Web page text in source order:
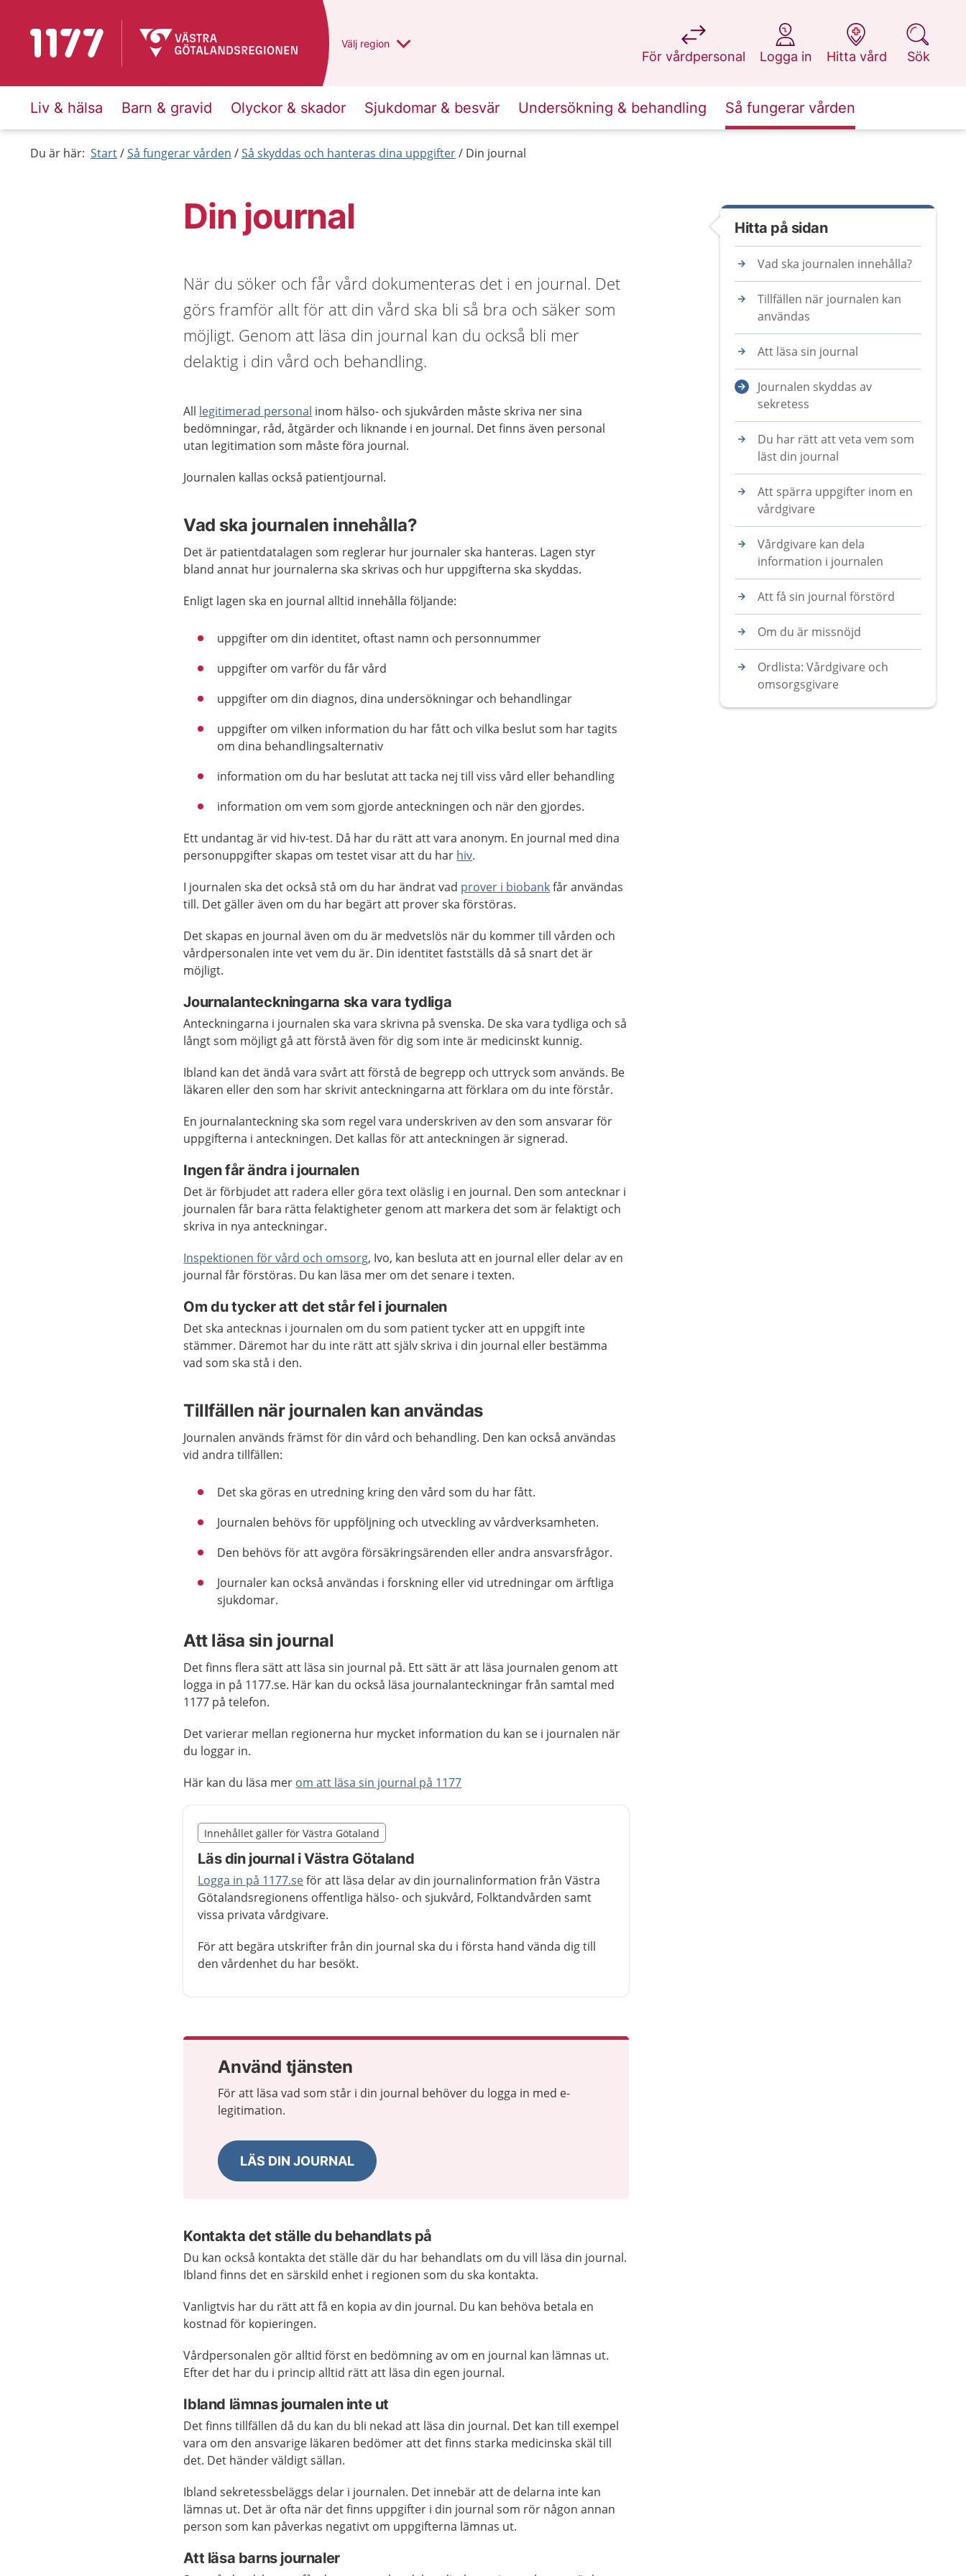
Till startsidan för 1177 Du har valt region
Välj en annan
region
För vårdpersonal
på 1177.se
Logga in
på 1177.se
Hitta vård
på 1177.se
Sök
på 1177.se
Liv & hälsa Barn & gravid Olyckor & skador Sjukdomar & besvär Undersökning & behandling Så fungerar vården
Du är här: Start Så fungerar vården Så skyddas och hanteras dina uppgifter Din journal
Din journal
När du söker och får vård dokumenteras det i en journal. Det
görs framför allt för att din vård ska bli så bra och säker som
möjligt. Genom att läsa din journal kan du också bli mer
delaktig i din vård och behandling.
All legitimerad personal inom hälso- och sjukvården måste skriva ner sina
bedömningar, råd, åtgärder och liknande i en journal. Det finns även personal
utan legitimation som måste föra journal.
Journalen kallas också patientjournal.
Vad ska journalen innehålla?
Det är patientdatalagen som reglerar hur journaler ska hanteras. Lagen styr
bland annat hur journalerna ska skrivas och hur uppgifterna ska skyddas.
Enligt lagen ska en journal alltid innehålla följande:
uppgifter om din identitet, oftast namn och personnummer
uppgifter om varför du får vård
uppgifter om din diagnos, dina undersökningar och behandlingar
uppgifter om vilken information du har fått och vilka beslut som har tagits
om dina behandlingsalternativ
information om du har beslutat att tacka nej till viss vård eller behandling
information om vem som gjorde anteckningen och när den gjordes.
Ett undantag är vid hiv-test. Då har du rätt att vara anonym. En journal med dina
personuppgifter skapas om testet visar att du har hiv.
I journalen ska det också stå om du har ändrat vad prover i biobankfår användas
till. Det gäller även om du har begärt att prover ska förstöras.
Det skapas en journal även om du är medvetslös när du kommer till vården och
vårdpersonalen inte vet vem du är. Din identitet fastställs då så snart det är
möjligt.
Journalanteckningarna ska vara tydliga
Anteckningarna i journalen ska vara skrivna på svenska. De ska vara tydliga och så
långt som möjligt gå att förstå även för dig som inte är medicinskt kunnig.
Ibland kan det ändå vara svårt att förstå de begrepp och uttryck som används. Be
läkaren eller den som har skrivit anteckningarna att förklara om du inte förstår.
En journalanteckning ska som regel vara underskriven av den som ansvarar för
uppgifterna i anteckningen. Det kallas för att anteckningen är signerad.
Ingen får ändra i journalen
Det är förbjudet att radera eller göra text oläslig i en journal. Den som antecknar i
journalen får bara rätta felaktigheter genom att markera det som är felaktigt och
skriva in nya anteckningar.
Inspektionen för vård och omsorg, Ivo, kan besluta att en journal eller delar av en
journal får förstöras. Du kan läsa mer om det senare i texten.
Om du tycker att det står fel i journalen
Det ska antecknas i journalen om du som patient tycker att en uppgift inte
stämmer. Däremot har du inte rätt att själv skriva i din journal eller bestämma
vad som ska stå i den.
Tillfällen när journalen kan användas
Journalen används främst för din vård och behandling. Den kan också användas
vid andra tillfällen:
Det ska göras en utredning kring den vård som du har fått.
Journalen behövs för uppföljning och utveckling av vårdverksamheten.
Den behövs för att avgöra försäkringsärenden eller andra ansvarsfrågor.
Journaler kan också användas i forskning eller vid utredningar om ärftliga
sjukdomar.
Att läsa sin journal
Det finns flera sätt att läsa sin journal på. Ett sätt är att läsa journalen genom att
logga in på 1177.se. Här kan du också läsa journalanteckningar från samtal med
1177 på telefon.
Det varierar mellan regionerna hur mycket information du kan se i journalen när
du loggar in.
Här kan du läsa mer om att läsa sin journal på 1177
Nedan innehåll gäller region Västra Götaland
Innehållet gäller för Västra Götaland
Läs din journal i Västra Götaland
Logga in på 1177.seför att läsa delar av din journalinformation från Västra
Götalandsregionens offentliga hälso- och sjukvård, Folktandvården samt
vissa privata vårdgivare.
För att begära utskrifter från din journal ska du i första hand vända dig till
den vårdenhet du har besökt.
Slut på det regionala tillägget från region Västra Götaland
Använd tjänsten
För att läsa vad som står i din journal behöver du logga in med e-
legitimation.
LÄS DIN JOURNAL
Kontakta det ställe du behandlats på
Du kan också kontakta det ställe där du har behandlats om du vill läsa din journal.
Ibland finns det en särskild enhet i regionen som du ska kontakta.
Vanligtvis har du rätt att få en kopia av din journal. Du kan behöva betala en
kostnad för kopieringen.
Vårdpersonalen gör alltid först en bedömning av om en journal kan lämnas ut.
Efter det har du i princip alltid rätt att läsa din egen journal.
Ibland lämnas journalen inte ut
Det finns tillfällen då du kan du bli nekad att läsa din journal. Det kan till exempel
vara om den ansvarige läkaren bedömer att det finns starka medicinska skäl till
det. Det händer väldigt sällan.
Ibland sekretessbeläggs delar i journalen. Det innebär att de delarna inte kan
lämnas ut. Det är ofta när det finns uppgifter i din journal som rör någon annan
person som kan påverkas negativt om uppgifterna lämnas ut.
Att läsa barns journaler
Hitta på sidan
Vad ska journalen innehålla?
Tillfällen när journalen kan
användas
Att läsa sin journal
Journalen skyddas av
sekretess
Du har rätt att veta vem som
läst din journal
Att spärra uppgifter inom en
vårdgivare
Vårdgivare kan dela
information i journalen
Att få sin journal förstörd
Om du är missnöjd
Ordlista: Vårdgivare och
omsorgsgivare